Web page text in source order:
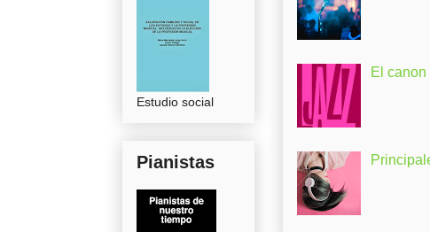
El
Estudio social
Pianistas